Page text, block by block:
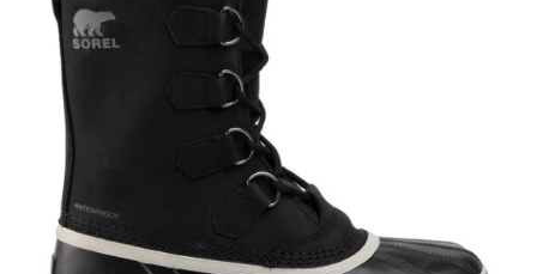
Wyprzedaże